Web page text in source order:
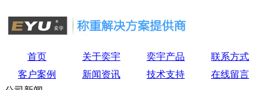
首页 关于奕宇 奕宇产品
联系方式
客户案例
新闻资讯 技术支持
在线留言